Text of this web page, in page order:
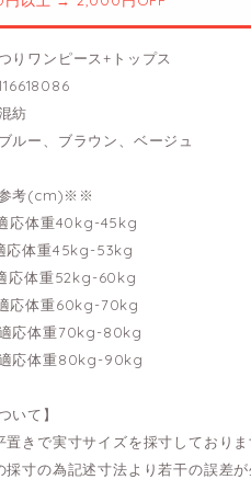
りワンピース+トップス
紡
ルー、ブラウン、ベージュ
考(cm)※※
応体重40kg-45kg
体重45kg-53kg
応体重52kg-60kg
応体重60kg-70kg
応体重70kg-80kg
応体重80kg-90kg
いて】
きで実寸サイズを採寸しておりま
採寸の為記述寸法より若干の誤差が